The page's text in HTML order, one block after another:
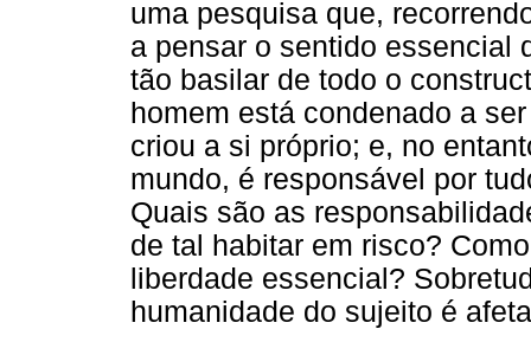
uma pesquisa que,
a pensar o sentido essencial
tão basilar de todo o
homem está condenado a
criou a si próprio; e, no
mundo, é responsável por
Quais são as
de tal habitar em risco?
liberdade essencial?
humanidade do sujeito é